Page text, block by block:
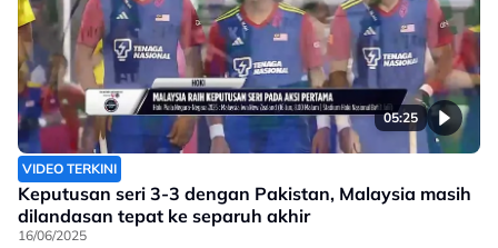
05:25
VIDEO TERKINI
Keputusan seri 3-3 dengan Pakistan, Malaysia masih
dilandasan tepat ke separuh akhir
16/06/2025